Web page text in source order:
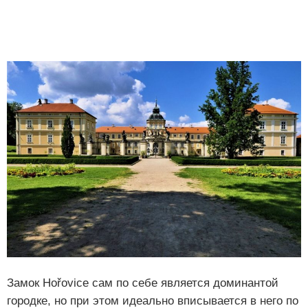
Замок Hořovice сам по себе является доминантой
городке, но при этом идеально вписывается в него по